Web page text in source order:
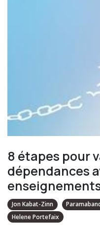
8 étapes pour
dépendances
Jon Kabat-Zinn
Helene Portefaix